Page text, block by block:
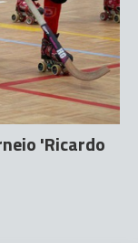
'Ricardo